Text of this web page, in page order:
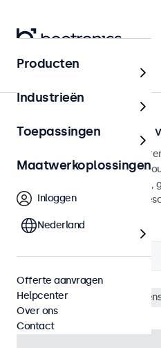
Home
Desktop touchscreens
Desktop touchscreen
verstelbare voetsteun. Deze
compacte stabiele voetsteun,
met een brede kijkhoek en
Filter (2)
Desktop 17 inch touchscreens
Producten
Industrieën
Toepassingen
Maatwerkoplossingen
Inloggen
Nederland
Offerte aanvragen
Helpcenter
Over ons
Contact